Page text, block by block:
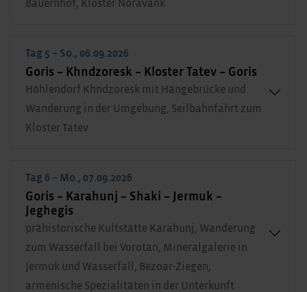
Bauernhof, Kloster Noravank
Tag 5 – So., 06.09.2026
Goris – Khndzoresk – Kloster Tatev – Goris
Höhlendorf Khndzoresk mit Hängebrücke und
Wanderung in der Umgebung, Seilbahnfahrt zum
Kloster Tatev
Tag 6 – Mo., 07.09.2026
Goris – Karahunj – Shaki – Jermuk –
Jeghegis
prähistorische Kultstätte Karahunj, Wanderung
zum Wasserfall bei Vorotan, Mineralgalerie in
Jermuk und Wasserfall, Bezoar-Ziegen,
armenische Spezialitäten in der Unterkunft